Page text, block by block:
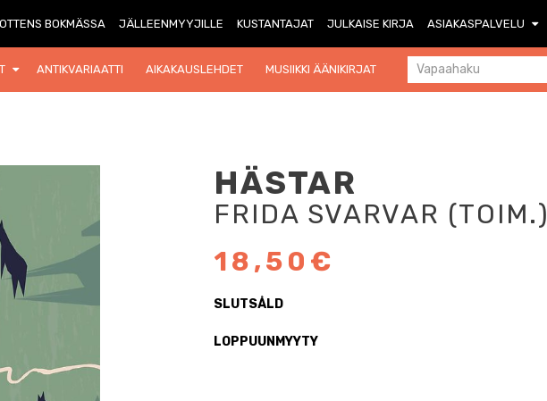
BOKMÄSSA JÄLLEENMYYJILLE KUSTANTAJAT JULKAISE KIRJA ASIAKASPALVELU
ANTIKVARIAATTI AIKAKAUSLEHDET MUSIIKKI ÄÄNIKIRJAT
HÄSTAR
FRIDA SVARVAR (TOIM.)
18,50€
SLUTSÅLD
LOPPUUNMYYTY